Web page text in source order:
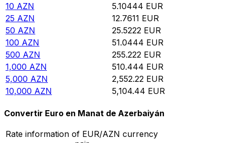
10 AZN 5.10444 EUR
25 AZN 12.7611 EUR
50 AZN 25.5222 EUR
100 AZN 51.0444 EUR
500 AZN 255.222 EUR
1,000 AZN 510.444 EUR
5,000 AZN 2,552.22 EUR
10,000 AZN 5,104.44 EUR
Convertir Euro en Manat de Azerbaiyán
Rate information of EUR/AZN currency